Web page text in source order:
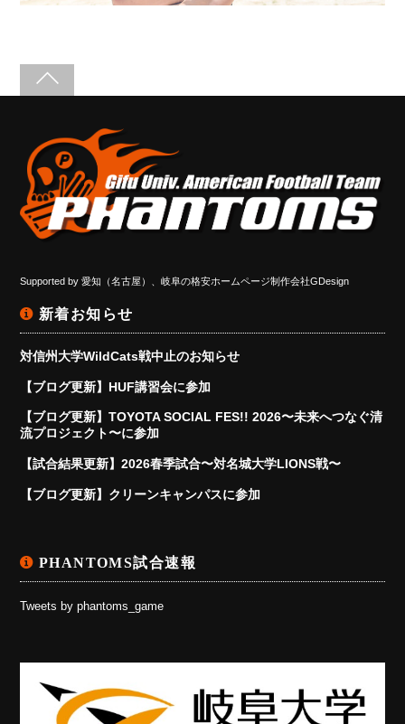
Supported by愛知（名古屋）、岐阜の格安ホームページ制作会社GDesign
新着お知らせ
対信州大学WildCats戦中止のお知らせ
【ブログ更新】HUF講習会に参加
【ブログ更新】TOYOTA SOCIAL FES!! 2026〜未来へつなぐ清
流プロジェクト〜に参加
【試合結果更新】2026春季試合〜対名城大学LIONS戦〜
【ブログ更新】クリーンキャンパスに参加
PHANTOMS試合速報
Tweets by phantoms_game